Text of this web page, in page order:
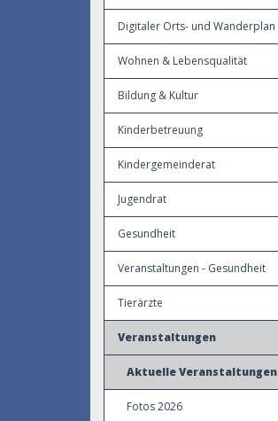
Digitaler Orts- und Wanderplan
Wohnen & Lebensqualität
Bildung & Kultur
Kinderbetreuung
Kindergemeinderat
Jugendrat
Gesundheit
Veranstaltungen - Gesundheit
Tierärzte
Veranstaltungen
Aktuelle Veranstaltungen
Fotos 2026